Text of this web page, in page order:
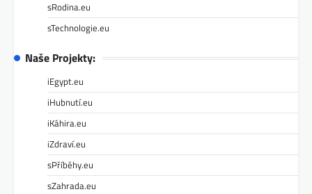
sRodina.eu
sTechnologie.eu
Naše Projekty:
iEgypt.eu
iHubnutí.eu
iKáhira.eu
iZdraví.eu
sPříběhy.eu
sZahrada.eu